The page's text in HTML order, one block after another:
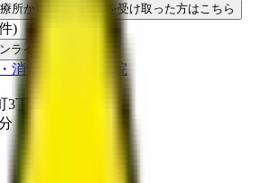
所から再診コードを受け取った方はこちら
)
ライン診療可
消化器科羽鳥病院
丁目2-3